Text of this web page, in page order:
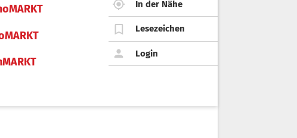
In der Nähe
Lesezeichen
Login